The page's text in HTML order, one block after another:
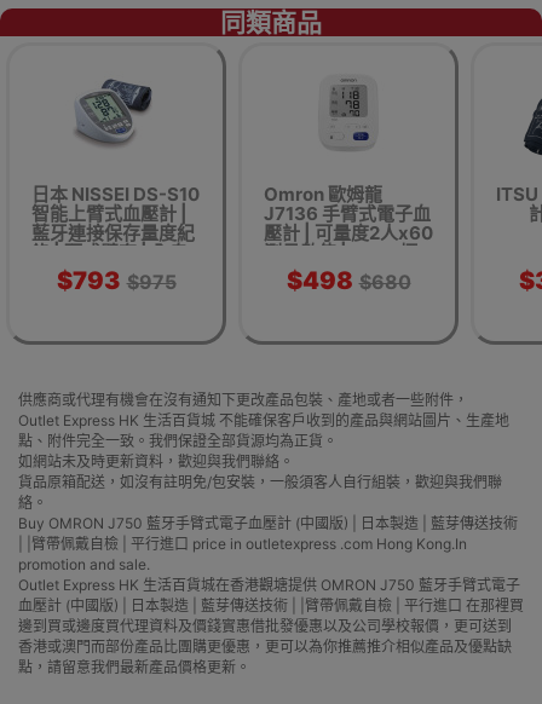
同類商品
日本 NISSEI DS-S10
智能上臂式血壓計 |
藍牙連接保存量度紀
錄 | 硬式臂套 | 全自
動測量收縮壓 | 香港
行貨
$793 $975
Omron 歐姆龍
J7136 手臂式電子血
壓計 | 可量度2人x60
測量數值 | AAMI標
準精準度 | 平行進口
$498 $680
供應商或代理有機會在沒有通知下更改產品包裝、產地或者一些附件，
Outlet Express HK 生活百貨城 不能確保客戶收到的產品與網站圖片、生產地
點、附件完全一致。我們保證全部貨源均為正貨。
如網站未及時更新資料，歡迎與我們聯絡。
貨品原箱配送，如沒有註明免/包安裝，一般須客人自行組裝，歡迎與我們聯
絡。
Buy OMRON J750 藍牙手臂式電子血壓計 (中國版) | 日本製造 | 藍芽傳送技術
| |臂帶佩戴自檢 | 平行進口 price in outletexpress .com Hong Kong.In
promotion and sale.
Outlet Express HK 生活百貨城在香港觀塘提供 OMRON J750 藍牙手臂式電子
血壓計 (中國版) | 日本製造 | 藍芽傳送技術 | |臂帶佩戴自檢 | 平行進口 在那裡買
邊到買或邊度買代理資料及價錢實惠借批發優惠以及公司學校報價，更可送到
香港或澳門而部份產品比團購更優惠，更可以為你推薦推介相似產品及優點缺
點，請留意我們最新產品價格更新。